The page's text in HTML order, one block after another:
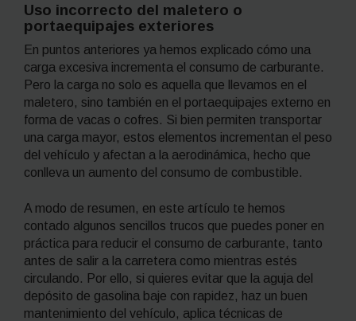
Uso incorrecto del maletero o
portaequipajes exteriores
En puntos anteriores ya hemos explicado cómo una
carga excesiva incrementa el consumo de carburante.
Pero la carga no solo es aquella que llevamos en el
maletero, sino también en el portaequipajes externo en
forma de vacas o cofres. Si bien permiten transportar
una carga mayor, estos elementos incrementan el peso
del vehículo y afectan a la aerodinámica, hecho que
conlleva un aumento del consumo de combustible.
A modo de resumen, en este artículo te hemos
contado algunos sencillos trucos que puedes poner en
práctica para reducir el consumo de carburante, tanto
antes de salir a la carretera como mientras estés
circulando. Por ello, si quieres evitar que la aguja del
depósito de gasolina baje con rapidez, haz un buen
mantenimiento del vehículo, aplica técnicas de